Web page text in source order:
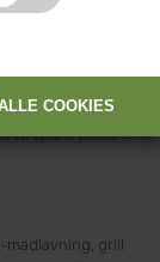
produktion af
brug.
vil spare plads
madlavning, grill